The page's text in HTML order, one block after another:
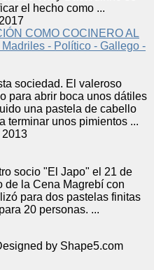
el hecho como ...
COMO COCINERO AL
- Político - Gallego -
sociedad. El valeroso
para abrir boca unos dátiles
una pastela de cabello
terminar unos pimientos ...
2013
socio "El Japo" el 21 de
de la Cena Magrebí con
para dos pastelas finitas
20 personas. ...
by Shape5.com